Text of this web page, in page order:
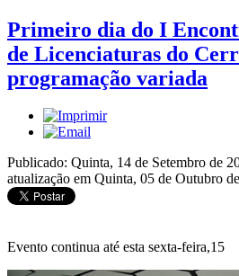
Primeiro dia do I
de Licenciaturas do
programação variada
Publicado: Quinta, 14 de Setembro de
atualização em Quinta, 05 de Outubro
Evento continua até esta sexta-feira,15